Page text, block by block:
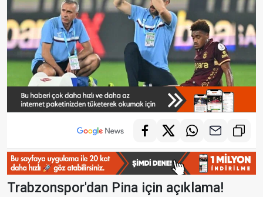
Trabzonspor'dan Pina için açıklama!